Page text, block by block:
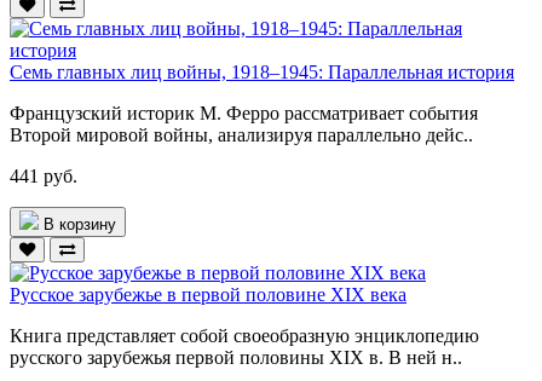
Семь главных лиц войны, 1918–1945: Параллельная история
Французский историк М. Ферро рассматривает события
Второй мировой войны, анализируя параллельно дейс..
441 руб.
В корзину
Русское зарубежье в первой половине XIX века
Книга представляет собой своеобразную энциклопедию
русского зарубежья первой половины XIX в. В ней н..